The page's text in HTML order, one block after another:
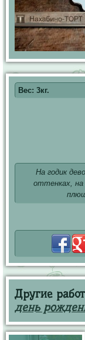
Вес: 3кг.
На годик
оттенках, на
Другие
день